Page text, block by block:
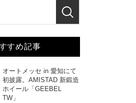
すめ記事
オートメッセ in 愛知にて
初披露。AMISTAD 新鍛造
ホイール「GEEBEL
TW」